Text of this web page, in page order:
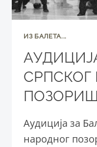
ИЗ БАЛЕТА...
Аудиција за
народног